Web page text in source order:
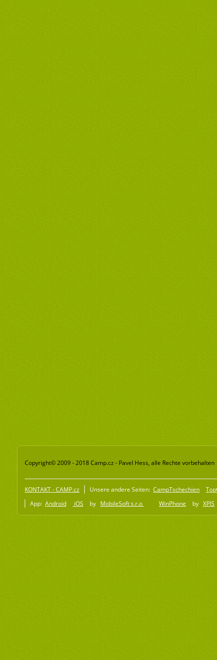
Copyright© 2009 - 2018 Camp.cz - Pavel Hess, alle Rechte vorbehalten
KONTAKT - CAMP.cz Unsere andere Seiten: CampTschechien
App: Android iOS by MobileSoft s.r.o WinPhone by XPIS